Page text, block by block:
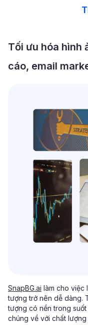
Tối ưu hóa hình
cáo, email
SnapBG.ai làm cho việc
tượng trở nên dễ dàng.
tượng có nền trong
chúng về với chất